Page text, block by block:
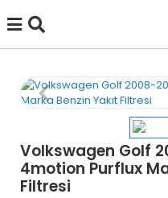
Volkswagen Golf
4motion Purflux
Filtresi